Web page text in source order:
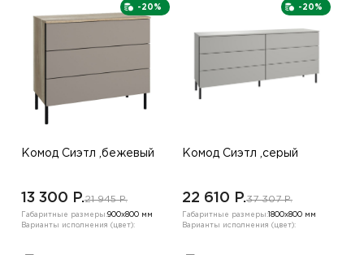
-20%
Комод Сиэтл ,бежевый
13 300 P.21 945 P.
Габаритные размеры:900х800 мм
Варианты исполнения (цвет):
-20%
Комод Сиэтл ,серый
22 610 P.37 307 P.
Габаритные размеры: 1800х800 мм
Варианты исполнения (цвет):